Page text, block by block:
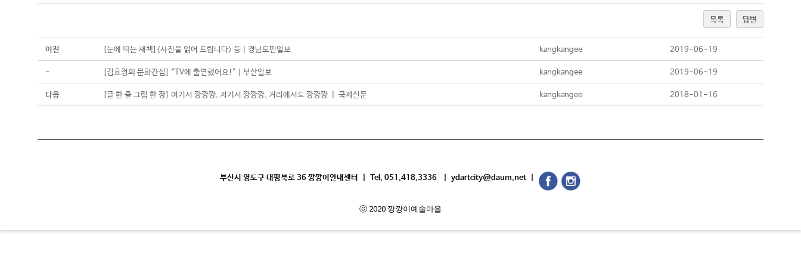
목록 답변
이전 [눈에 띄는 새책]<사진을 읽어 드립니다> 등 | 경남도민일보 kangkangee 2019-06-19
- [김효정의 문화간섭] “TV에 출연했어요!” | 부산일보 kangkangee 2019-06-19
다음 [글 한 줄 그림 한 장] 여기서 깡깡깡, 저기서 깡깡깡, 거리에서도 깡깡깡 ㅣ 국제신문 kangkangee 2018-01-16
부산시 영도구 대평북로 36 깡깡이안내센터 | Tel. 051.418.3336 | ydartcity@daum.net |
ⓒ 2020 깡깡이예술마을